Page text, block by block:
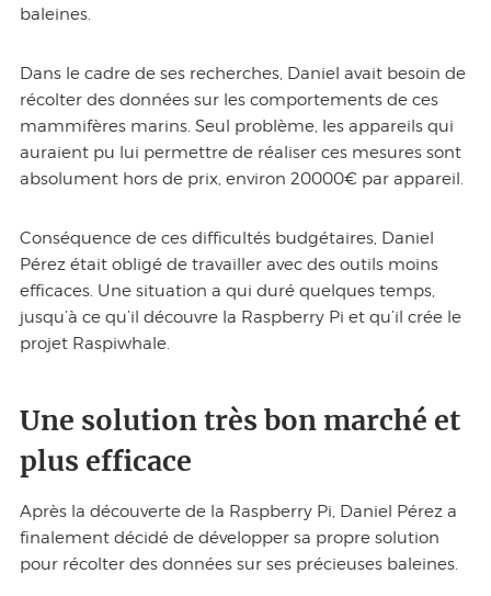
baleines.
Dans le cadre de ses recherches, Daniel avait besoin de
récolter des données sur les comportements de ces
mammifères marins. Seul problème, les appareils qui
auraient pu lui permettre de réaliser ces mesures sont
absolument hors de prix, environ 20000€ par appareil.
Conséquence de ces difficultés budgétaires, Daniel
Pérez était obligé de travailler avec des outils moins
efficaces. Une situation a qui duré quelques temps,
jusqu’à ce qu’il découvre la Raspberry Pi et qu’il crée le
projet Raspiwhale.
Une solution très bon marché et
plus efficace
Après la découverte de la Raspberry Pi, Daniel Pérez a
finalement décidé de développer sa propre solution
pour récolter des données sur ses précieuses baleines.